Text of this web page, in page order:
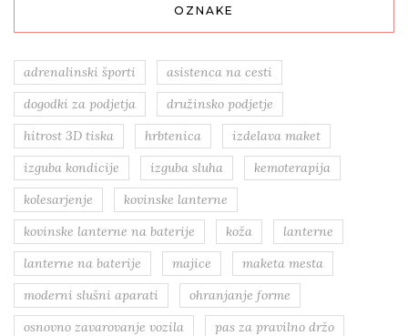
OZNAKE
adrenalinski športi
asistenca na cesti
dogodki za podjetja
družinsko podjetje
hitrost 3D tiska
hrbtenica
izdelava maket
izguba kondicije
izguba sluha
kemoterapija
kolesarjenje
kovinske lanterne
kovinske lanterne na baterije
koža
lanterne
lanterne na baterije
majice
maketa mesta
moderni slušni aparati
ohranjanje forme
osnovno zavarovanje vozila
pas za pravilno držo